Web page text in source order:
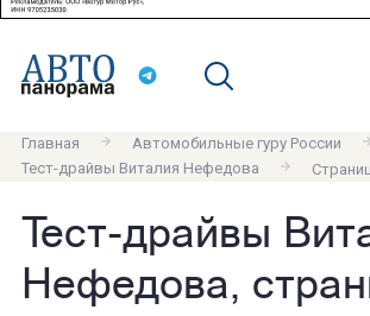
Главная
Автомобильные гуру России
Тест-драйвы Виталия Нефедова
Тест-драйвы
Нефедова,